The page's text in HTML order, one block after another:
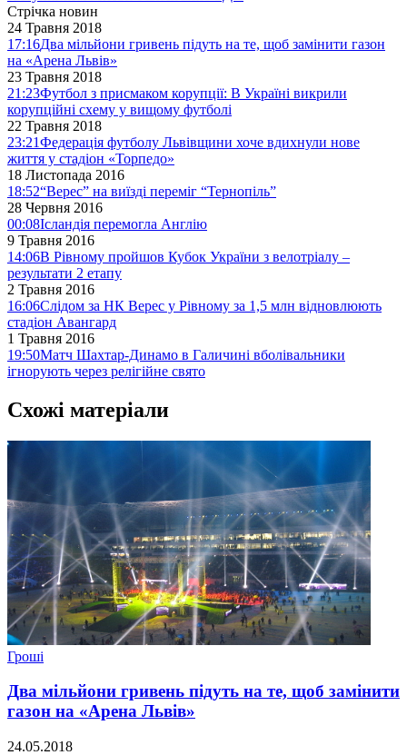
Стрічка новин
24 Травня 2018
17:16Два мільйони гривень підуть на те, щоб замінити газон
на «Арена Львів»
23 Травня 2018
21:23Футбол з присмаком корупції: В Україні викрили
корупційні схему у вищому футболі
22 Травня 2018
23:21Федерація футболу Львівщини хоче вдихнули нове
життя у стадіон «Торпедо»
18 Листопада 2016
18:52“Верес” на виїзді переміг “Тернопіль”
28 Червня 2016
00:08Ісландія перемогла Англію
9 Травня 2016
14:06В Рівному пройшов Кубок України з велотріалу –
результати 2 етапу
2 Травня 2016
16:06Слідом за НК Верес у Рівному за 1,5 млн відновлюють
стадіон Авангард
1 Травня 2016
19:50Матч Шахтар-Динамо в Галичині вболівальники
ігнорують через релігійне свято
Схожі матеріали
Гроші
Два мільйони гривень підуть на те, щоб замінити
газон на «Арена Львів»
24.05.2018